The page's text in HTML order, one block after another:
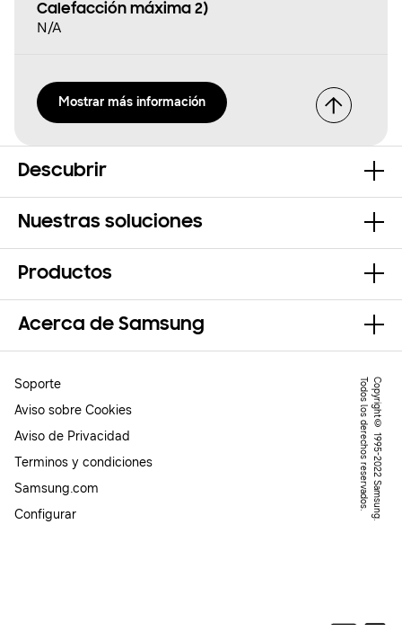
Calefacción máxima 2)
N/A
Mostrar más información
Descubrir
Nuestras soluciones
Productos
Acerca de Samsung
C
o
p
y
r
ig
h
t
©
1
9
9
5
-
2
0
2
2
S
a
m
s
u
n
g
.
T
o
d
o
s
l
o
s
d
e
r
e
c
h
o
s
r
e
s
e
r
v
a
d
o
s
.
Soporte
Aviso sobre Cookies
Aviso de Privacidad
Terminos y condiciones
Samsung.com
Configurar